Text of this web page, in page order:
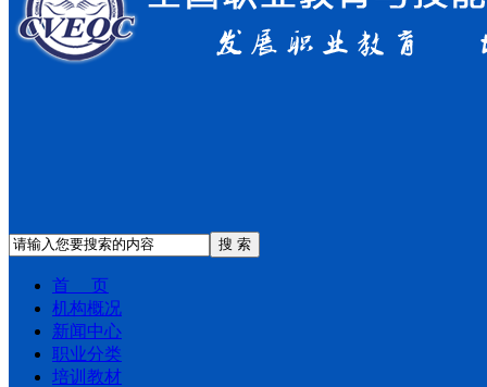
搜 索
首 页
机构概况
新闻中心
职业分类
培训教材